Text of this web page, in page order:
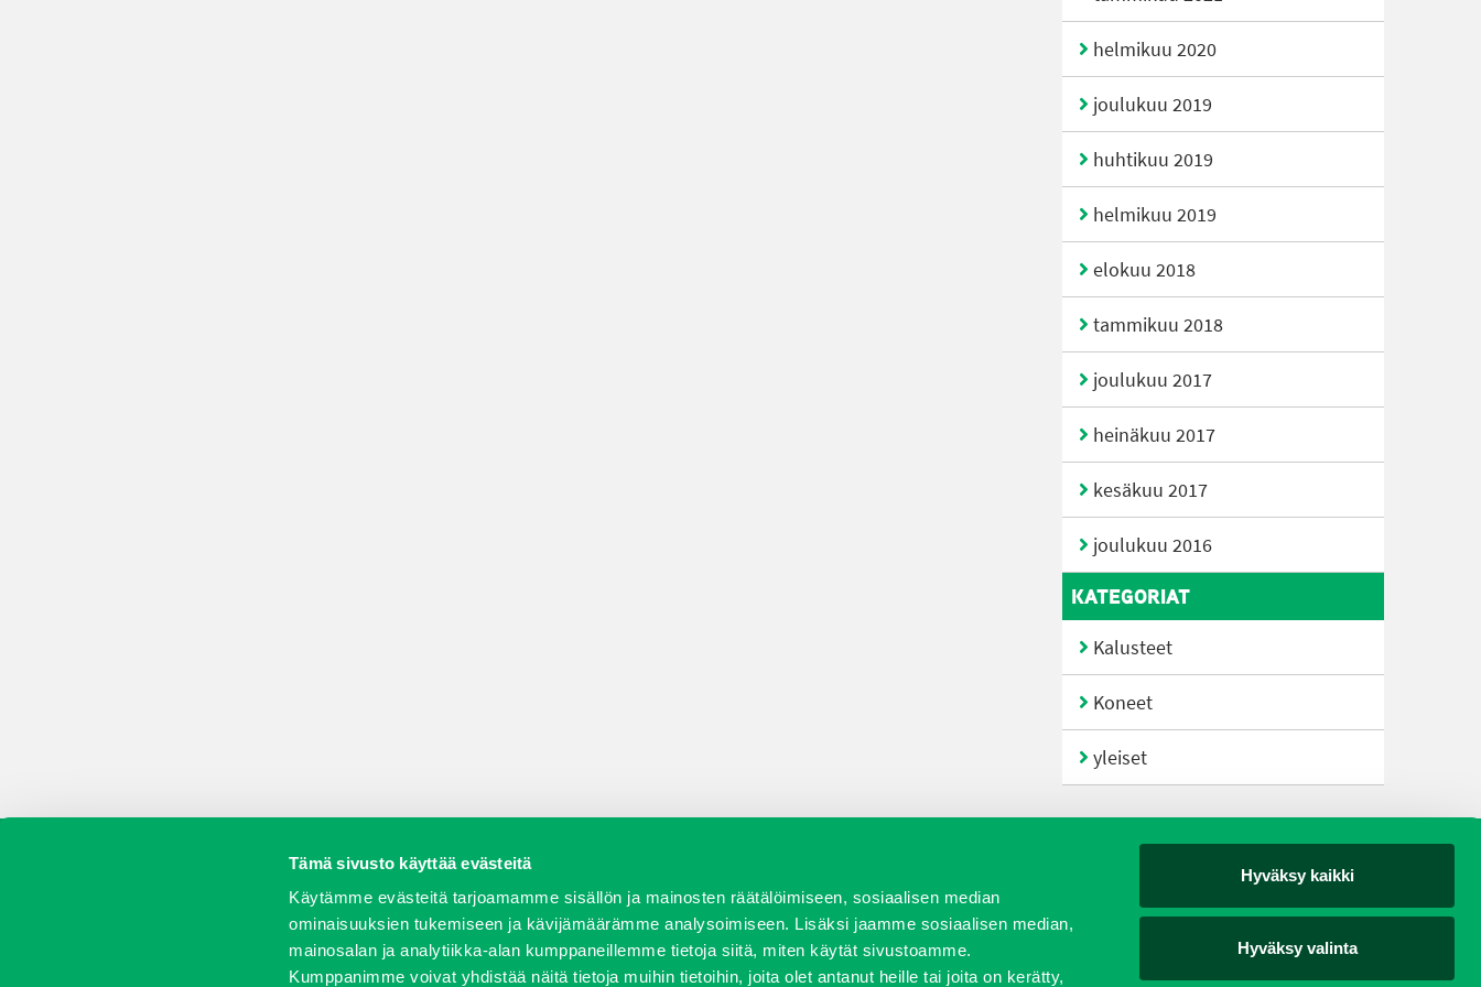
Tämä sivusto käyttää evästeitä
Käytämme evästeitä tarjoamamme sisällön ja mainosten räätälöimiseen, sosiaalisen median
ominaisuuksien tukemiseen ja kävijämäärämme analysoimiseen. Lisäksi jaamme sosiaalisen median,
mainosalan ja analytiikka-alan kumppaneillemme tietoja siitä, miten käytät sivustoamme.
Kumppanimme voivat yhdistää näitä tietoja muihin tietoihin, joita olet antanut heille tai joita on kerätty,
Hyväksy kaikki
Hyväksy valinta
helmikuu 2020
joulukuu 2019
huhtikuu 2019
helmikuu 2019
elokuu 2018
tammikuu 2018
joulukuu 2017
heinäkuu 2017
kesäkuu 2017
joulukuu 2016
KATEGORIAT
Kalusteet
Koneet
yleiset
Vaihtokoneet Kalusteet Huolto ja varaosat Verkkokauppa JT Vuokrakone Jälleenmyyjät